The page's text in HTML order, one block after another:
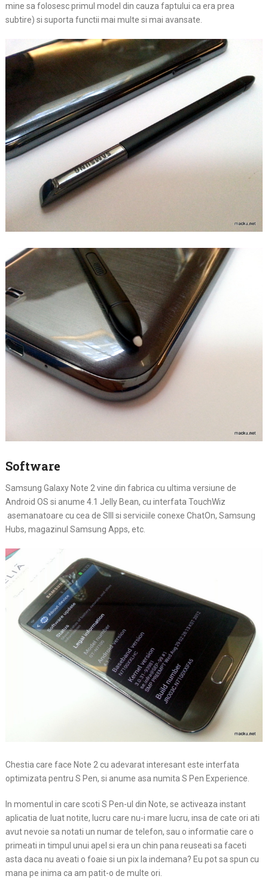
mine sa folosesc primul model din cauza faptului ca era prea
subtire) si suporta functii mai multe si mai avansate.
Software
Samsung Galaxy Note 2 vine din fabrica cu ultima versiune de
Android OS si anume 4.1 Jelly Bean, cu interfata TouchWiz
asemanatoare cu cea de SIII si serviciile conexe ChatOn, Samsung
Hubs, magazinul Samsung Apps, etc.
Chestia care face Note 2 cu adevarat interesant este interfata
optimizata pentru S Pen, si anume asa numita S Pen Experience.
In momentul in care scoti S Pen-ul din Note, se activeaza instant
aplicatia de luat notite, lucru care nu-i mare lucru, insa de cate ori ati
avut nevoie sa notati un numar de telefon, sau o informatie care o
primeati in timpul unui apel si era un chin pana reuseati sa faceti
asta daca nu aveati o foaie si un pix la indemana? Eu pot sa spun cu
mana pe inima ca am patit-o de multe ori.